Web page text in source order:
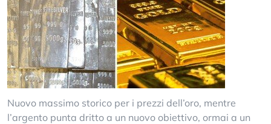
Nuovo massimo storico per i prezzi dell’oro, mentre
l’argento punta dritto a un nuovo obiettivo, ormai a un